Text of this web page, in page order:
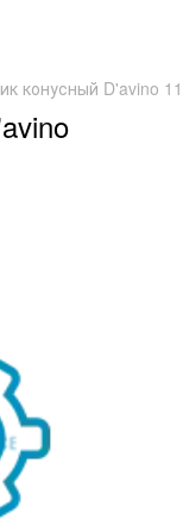
конусный D'avino